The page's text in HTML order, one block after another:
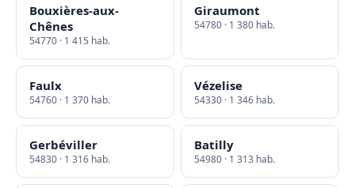
Bouxières-aux-
Chênes
54770 · 1 415 hab.
Giraumont
54780 · 1 380 hab.
Faulx
54760 · 1 370 hab.
Vézelise
54330 · 1 346 hab.
Gerbéviller
54830 · 1 316 hab.
Batilly
54980 · 1 313 hab.